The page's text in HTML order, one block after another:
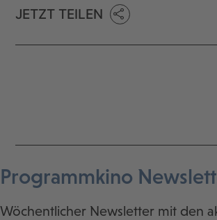
JETZT TEILEN
Programmkino
Wöchentlicher Newsletter mit den